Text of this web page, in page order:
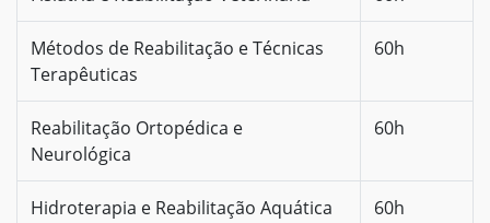
Métodos de Reabilitação e Técnicas
Terapêuticas
60h
Reabilitação Ortopédica e
Neurológica
60h
Hidroterapia e Reabilitação Aquática 60h